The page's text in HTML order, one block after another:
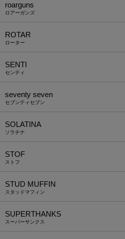
roarguns
ロアーガンズ
ROTAR
ローター
SENTI
センティ
seventy seven
セブンティセブン
SOLATINA
ソラチナ
STOF
ストフ
STUD MUFFIN
スタッドマフィン
SUPERTHANKS
スーパーサンクス